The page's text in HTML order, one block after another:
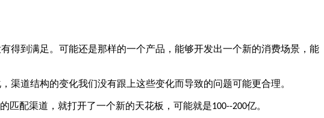
得到满足。可能还是那样的一个产品，能够开发出一个新的消费场景，能
道结构的变化我们没有跟上这些变化而导致的问题可能更合理。
匹配渠道，就打开了一个新的天花板，可能就是100--200亿。